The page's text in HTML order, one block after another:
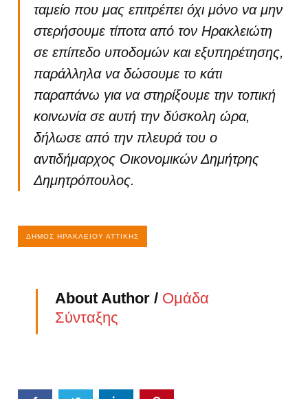
ταμείο που μας επιτρέπει όχι μόνο να μην
στερήσουμε τίποτα από τον Ηρακλειώτη
σε επίπεδο υποδομών και εξυπηρέτησης,
παράλληλα να δώσουμε το κάτι
παραπάνω για να στηρίξουμε την τοπική
κοινωνία σε αυτή την δύσκολη ώρα,
δήλωσε από την πλευρά του ο
αντιδήμαρχος Οικονομικών Δημήτρης
Δημητρόπουλος.
ΔΉΜΟΣ ΗΡΑΚΛΕΊΟΥ ΑΤΤΙΚΉΣ
About Author / Ομάδα
Σύνταξης